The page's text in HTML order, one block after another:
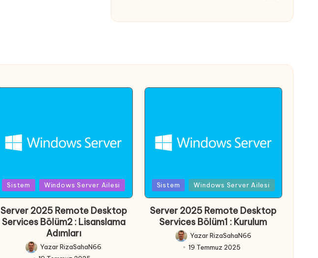
Posted
in
Sistem Windows Server Ailesi
Server 2025 Remote Desktop
Services Bölüm2 : Lisanslama
Adımları
Posted
YazarRizaSahaN66
Posted
in
Sistem Windows Server Ailesi
Server 2025 Remote Desktop
Services Bölüm1 : Kurulum
Posted
YazarRizaSahaN66
19 Temmuz 2025